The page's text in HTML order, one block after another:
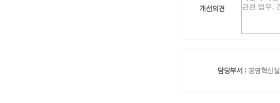
개선의견
담당부서 : 경영혁신실